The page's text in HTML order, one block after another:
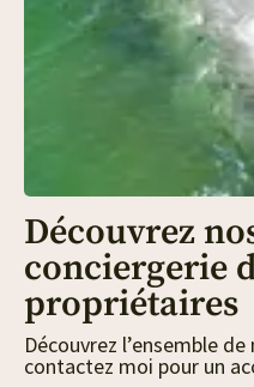
Découvrez
conciergerie
propriétaires
Découvrez l’ensemble
contactez moi pour un